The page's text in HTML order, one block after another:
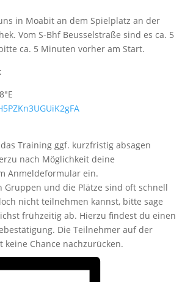
in Moabit an dem Spielplatz an der
Vom S-Bhf Beusselstraße sind es ca. 5
ca. 5 Minuten vorher am Start.
Training ggf. kurzfristig absagen
nach Möglichkeit deine
Anmeldeformular ein.
und die Plätze sind oft schnell
nicht teilnehmen kannst, bitte sage
frühzeitig ab. Hierzu findest du einen
Die Teilnehmer auf der
keine Chance nachzurücken.